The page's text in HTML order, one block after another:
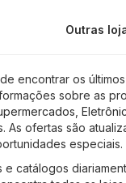
Outras
encontrar os
sobre as
. As ofertas são
especiais.
e catálogos